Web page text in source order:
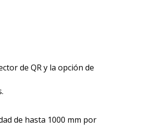
de QR y la opción de
de hasta 1000 mm por